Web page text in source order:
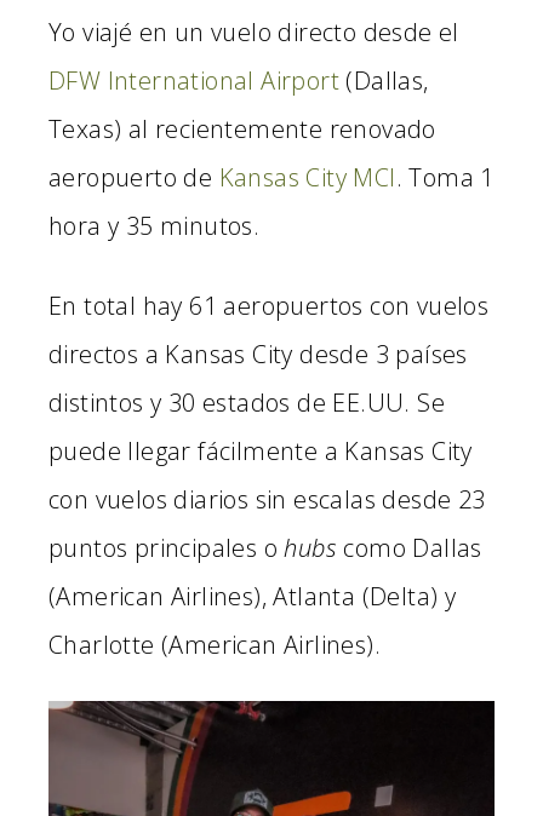
Yo viajé en un vuelo directo desde el
DFW International Airport (Dallas,
Texas) al recientemente renovado
aeropuerto de Kansas City MCI. Toma 1
hora y 35 minutos.
En total hay 61 aeropuertos con vuelos
directos a Kansas City desde 3 países
distintos y 30 estados de EE.UU. Se
puede llegar fácilmente a Kansas City
con vuelos diarios sin escalas desde 23
puntos principales ohubs como Dallas
(American Airlines), Atlanta (Delta) y
Charlotte (American Airlines).